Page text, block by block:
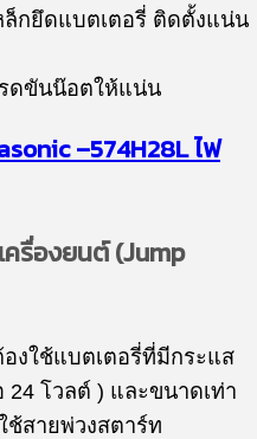
ล็กยึดแบตเตอรี่ ติดตั้งแน่น
ดขันน๊อตให้แน่น
–574H28Lไฟ
รื่องยนต์ (Jump
งใช้แบตเตอรี่ที่มีกระแส
24 โวลต์ ) และขนาดเท่า
สายพ่วงสตาร์ท